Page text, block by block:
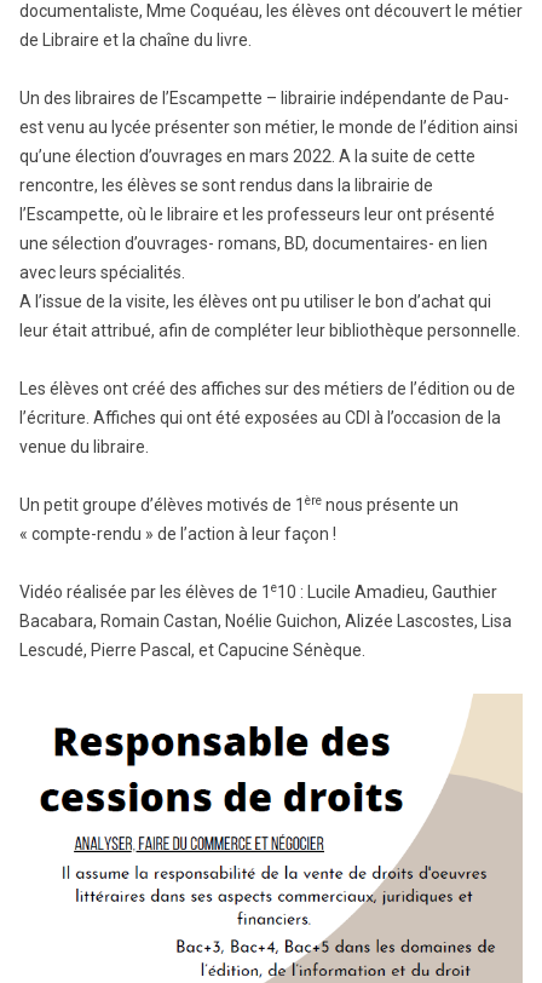
documentaliste, Mme Coquéau, les élèves ont découvert le métier
de Libraire et la chaîne du livre.
Un des libraires de l’Escampette – librairie indépendante de Pau-
est venu au lycée présenter son métier, le monde de l’édition ainsi
qu’une élection d’ouvrages en mars 2022. A la suite de cette
rencontre, les élèves se sont rendus dans la librairie de
l’Escampette, où le libraire et les professeurs leur ont présenté
une sélection d’ouvrages- romans, BD, documentaires- en lien
avec leurs spécialités.
A l’issue de la visite, les élèves ont pu utiliser le bon d’achat qui
leur était attribué, afin de compléter leur bibliothèque personnelle.
Les élèves ont créé des affiches sur des métiers de l’édition ou de
l’écriture. Affiches qui ont été exposées au CDI à l’occasion de la
venue du libraire.
Un petit groupe d’élèves motivés de 1 ère nous présente un
« compte-rendu » de l’action à leur façon !
Vidéo réalisée par les élèves de 1 e10 : Lucile Amadieu, Gauthier
Bacabara, Romain Castan, Noélie Guichon, Alizée Lascostes, Lisa
Lescudé, Pierre Pascal, et Capucine Sénèque.